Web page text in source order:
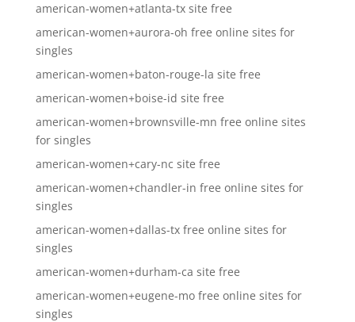
american-women+atlanta-tx site free
american-women+aurora-oh free online sites for
singles
american-women+baton-rouge-la site free
american-women+boise-id site free
american-women+brownsville-mn free online sites
for singles
american-women+cary-nc site free
american-women+chandler-in free online sites for
singles
american-women+dallas-tx free online sites for
singles
american-women+durham-ca site free
american-women+eugene-mo free online sites for
singles